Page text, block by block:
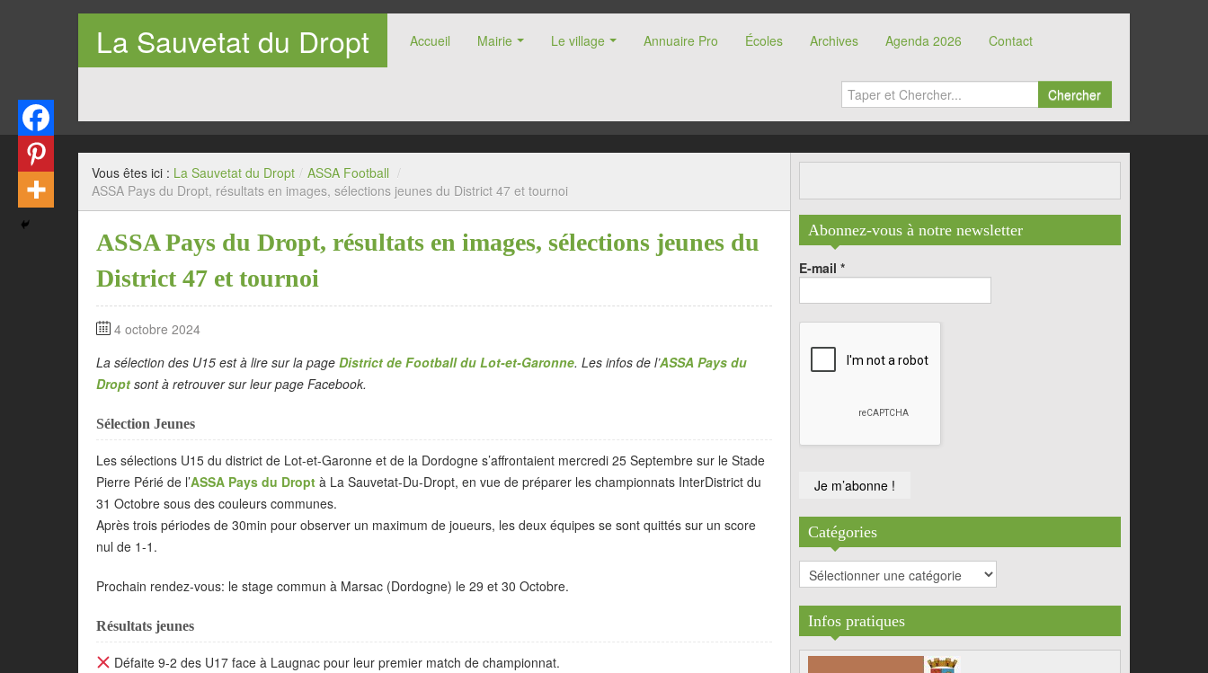
La Sauvetat du Dropt Accueil Mairie Le village Annuaire Pro Écoles Archives Agenda 2026 Contact
Chercher
Vous êtes ici : La Sauvetat du Dropt / ASSA Football /
ASSA Pays du Dropt, résultats en images, sélections jeunes du District 47 et tournoi
ASSA Pays du Dropt, résultats en images, sélections jeunes du
District 47 et tournoi
4 octobre 2024
La sélection des U15 est à lire sur la page District de Football du Lot-et-Garonne. Les infos de l’ASSA Pays du
Dropt sont à retrouver sur leur page Facebook.
Sélection Jeunes
Les sélections U15 du district de Lot-et-Garonne et de la Dordogne s’affrontaient mercredi 25 Septembre sur le Stade
Pierre Périé de l’ASSA Pays du Dropt à La Sauvetat-Du-Dropt, en vue de préparer les championnats InterDistrict du
31 Octobre sous des couleurs communes.
Après trois périodes de 30min pour observer un maximum de joueurs, les deux équipes se sont quittés sur un score
nul de 1-1.
Prochain rendez-vous: le stage commun à Marsac (Dordogne) le 29 et 30 Octobre.
Résultats jeunes
Défaite 9-2 des U17 face à Laugnac pour leur premier match de championnat.
Abonnez-vous à notre newsletter
E-mail *
Catégories
Catégories
Infos pratiques